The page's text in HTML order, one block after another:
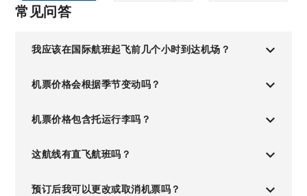
常见问答
我应该在国际航班起飞前几个小时到达机场？
机票价格会根据季节变动吗？
机票价格包含托运行李吗？
这航线有直飞航班吗？
预订后我可以更改或取消机票吗？